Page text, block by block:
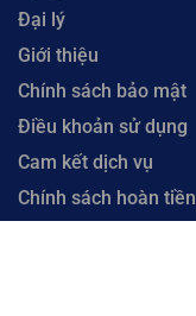
Đại lý
Giới thiệu
Chính sách bảo mật
Điều khoản sử dụng
Cam kết dịch vụ
Chính sách hoàn tiền